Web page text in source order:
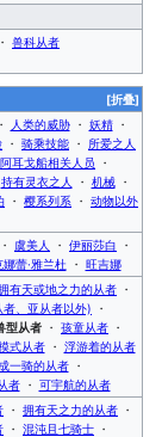
・ 兽科从者
[折叠]
人类的威胁・ 妖精・
・ 骑乘技能 ・ 所爱之人
阿耳戈船相关人员 ・
持有灵衣之人 ・ 机械・
・ 樱系列系 ・ 动物以外
・ 虞美人 ・ 伊丽莎白 ・
娜蕾·雅兰杜 ・ 旺吉娜
有天或地之力的从者 ・
、亚从者以外) ・
型从者 ・ 孩童从者 ・
式从者・ 浮游着的从者
一骑的从者・
者・ 可宇航的从者
・ 拥有天之力的从者 ・
・ 混沌且七骑士 ・